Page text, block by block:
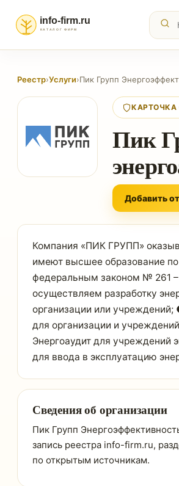
Реестр›Услуги›Пик Групп
КАРТОЧКА
Пик
Добавить
Компания «ПИК ГРУПП»
имеют высшее образование
федеральным законом № 261 –
осуществляем разработку
организации или
для организации и
Энергоаудит для учреждений
для ввода в эксплуатацию
Сведения об организации
Пик Групп
запись реестра info-firm.ru,
по открытым источникам.